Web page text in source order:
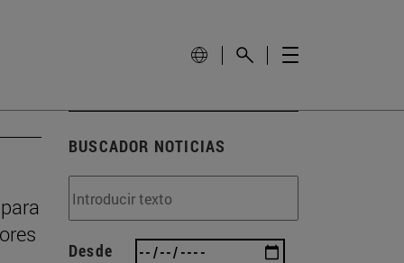
BUSCADOR NOTICIAS
Desde